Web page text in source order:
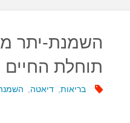
השמנת-יתר
תוחלת החיים
בריאות דיאטה